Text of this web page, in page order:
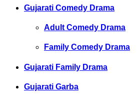
Gujarati Comedy Drama
Adult Comedy Drama
Family Comedy Drama
Gujarati Family Drama
Gujarati Garba